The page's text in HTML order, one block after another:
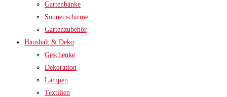
Gartenbänke
Sonnenschirme
Gartenzubehör
Haushalt & Deko
Geschenke
Dekoration
Lampen
Textilien